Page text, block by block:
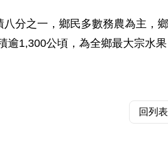
分之一，鄉民多數務農為主，
1,300公頃，為全鄉最大宗水
回列表